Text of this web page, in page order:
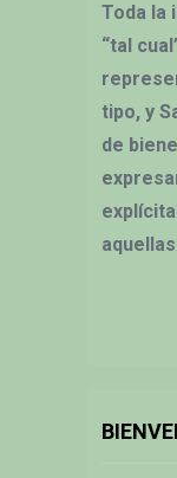
Toda la
“tal
tipo, y
de